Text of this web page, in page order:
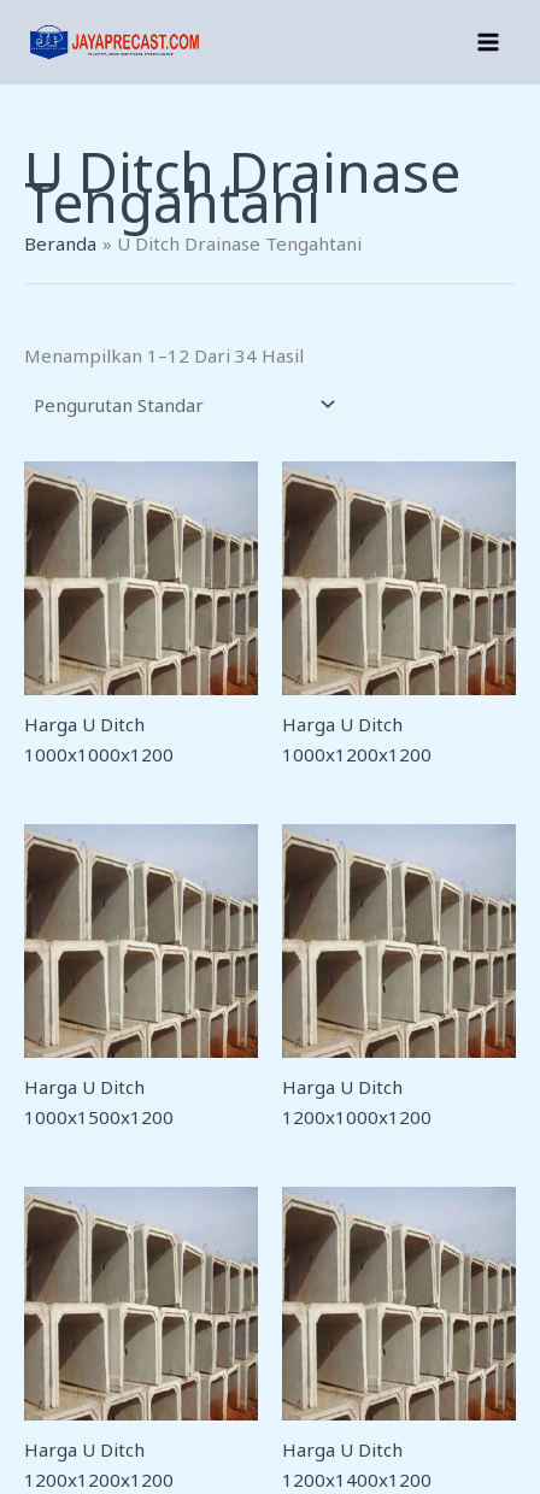
U Ditch Drainase
Tengahtani
Beranda U Ditch Drainase Tengahtani
Menampilkan 1–12 Dari 34 Hasil
Harga U Ditch
1000x1000x1200
Harga U Ditch
1000x1200x1200
Harga U Ditch
1000x1500x1200
Harga U Ditch
1200x1000x1200
Harga U Ditch
1200x1200x1200
Harga U Ditch
1200x1400x1200